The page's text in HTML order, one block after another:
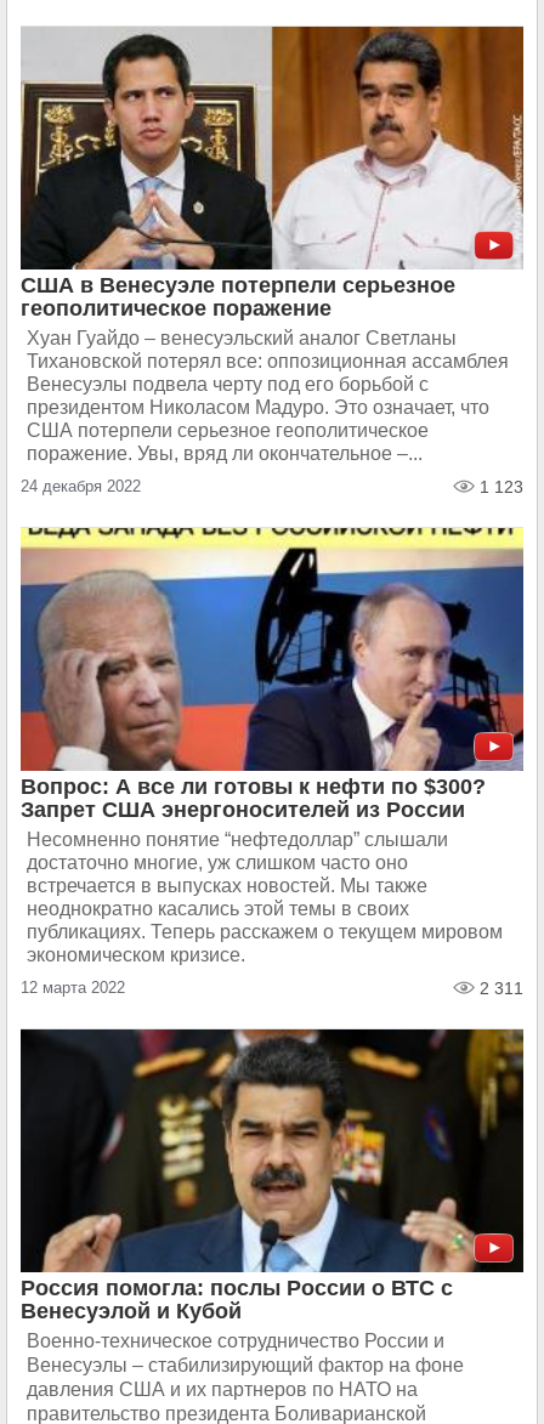
США в Венесуэле потерпели серьезное
геополитическое поражение
Хуан Гуайдо – венесуэльский аналог Светланы
Тихановской потерял все: оппозиционная ассамблея
Венесуэлы подвела черту под его борьбой с
президентом Николасом Мадуро. Это означает, что
США потерпели серьезное геополитическое
поражение. Увы, вряд ли окончательное –...
24 декабря 2022 1 123
Вопрос: А все ли готовы к нефти по $300?
Запрет США энергоносителей из России
Несомненно понятие “нефтедоллар” слышали
достаточно многие, уж слишком часто оно
встречается в выпусках новостей. Мы также
неоднократно касались этой темы в своих
публикациях. Теперь расскажем о текущем мировом
экономическом кризисе.
12 марта 2022 2 311
Россия помогла: послы России о ВТС с
Венесуэлой и Кубой
Военно-техническое сотрудничество России и
Венесуэлы – стабилизирующий фактор на фоне
давления США и их партнеров по НАТО на
правительство президента Боливарианской